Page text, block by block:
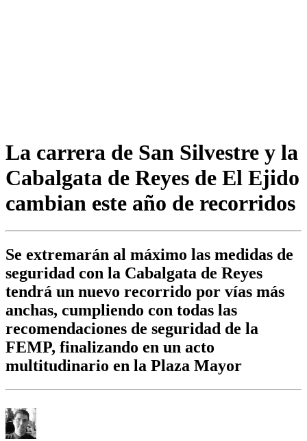
La carrera de San Silvestre y la
Cabalgata de Reyes de El Ejido
cambian este año de recorridos
Se extremarán al máximo las medidas de
seguridad con la Cabalgata de Reyes
tendrá un nuevo recorrido por vías más
anchas, cumpliendo con todas las
recomendaciones de seguridad de la
FEMP, finalizando en un acto
multitudinario en la Plaza Mayor